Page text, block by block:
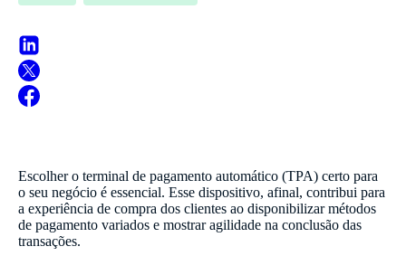
Escolher o terminal de pagamento automático (TPA) certo para
o seu negócio é essencial. Esse dispositivo, afinal, contribui para
a experiência de compra dos clientes ao disponibilizar métodos
de pagamento variados e mostrar agilidade na conclusão das
transações.